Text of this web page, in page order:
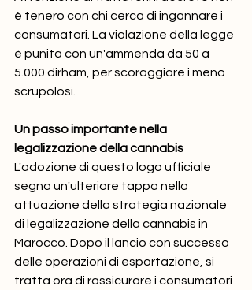
è tenero con chi cerca di ingannare i
consumatori. La violazione della legge
è punita con un'ammenda da 50 a
5.000 dirham, per scoraggiare i meno
scrupolosi.
Un passo importante nella
legalizzazione della cannabis
L'adozione di questo logo ufficiale
segna un'ulteriore tappa nella
attuazione della strategia nazionale
di legalizzazione della cannabis in
Marocco. Dopo il lancio con successo
delle operazioni di esportazione, si
tratta ora di rassicurare i consumatori